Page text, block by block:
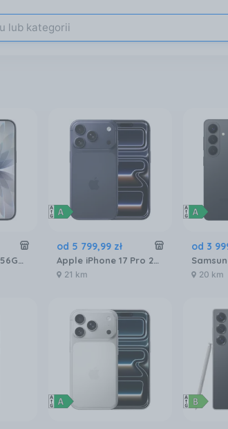
Apple iPhone 17 256GB Czarny
od 5 799,99 zł
Apple iPhone 17 Pro 256GB Głębinowy błękit
21 km
od 3
20 km